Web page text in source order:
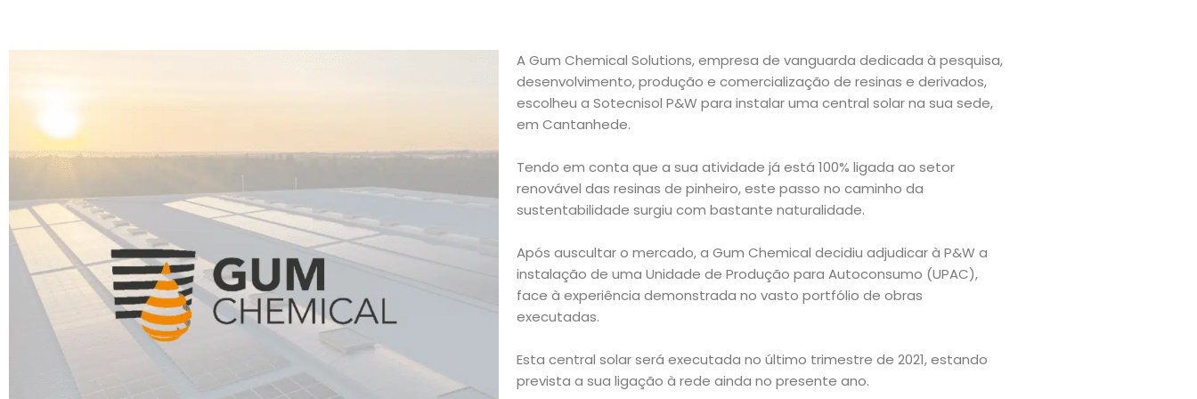
A Gum Chemical Solutions, empresa de vanguarda dedicada à pesquisa,
desenvolvimento, produção e comercialização de resinas e derivados,
escolheu a Sotecnisol P&W para instalar uma central solar na sua sede,
em Cantanhede.
Tendo em conta que a sua atividade já está 100% ligada ao setor
renovável das resinas de pinheiro, este passo no caminho da
sustentabilidade surgiu com bastante naturalidade.
Após auscultar o mercado, a Gum Chemical decidiu adjudicar à P&W a
instalação de uma Unidade de Produção para Autoconsumo (UPAC),
face à experiência demonstrada no vasto portfólio de obras
executadas.
Esta central solar será executada no último trimestre de 2021, estando
prevista a sua ligação à rede ainda no presente ano.